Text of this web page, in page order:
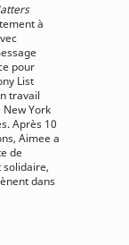
à
pour
List
travail
New York
Après 10
Aimee a
de
solidaire,
dans